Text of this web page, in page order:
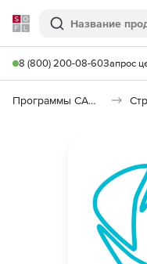
Softline
Поиск
8 (800) 200-08-60Запрос
Программы САПР и ГИС